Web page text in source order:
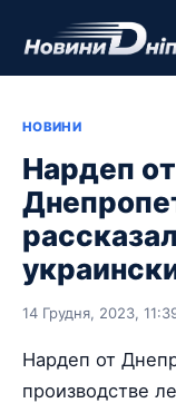
НОВИНИ
Нардеп от
14 Грудня, 2023,
Нардеп от
производстве